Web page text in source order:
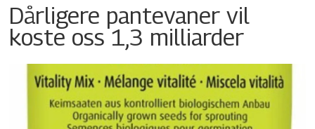
Dårligere pantevaner vil
koste oss 1,3 milliarder